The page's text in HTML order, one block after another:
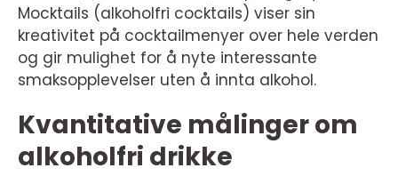
Mocktails (alkoholfri cocktails) viser sin
kreativitet på cocktailmenyer over hele verden
og gir mulighet for å nyte interessante
smaksopplevelser uten å innta alkohol.
Kvantitative målinger om
alkoholfri drikke